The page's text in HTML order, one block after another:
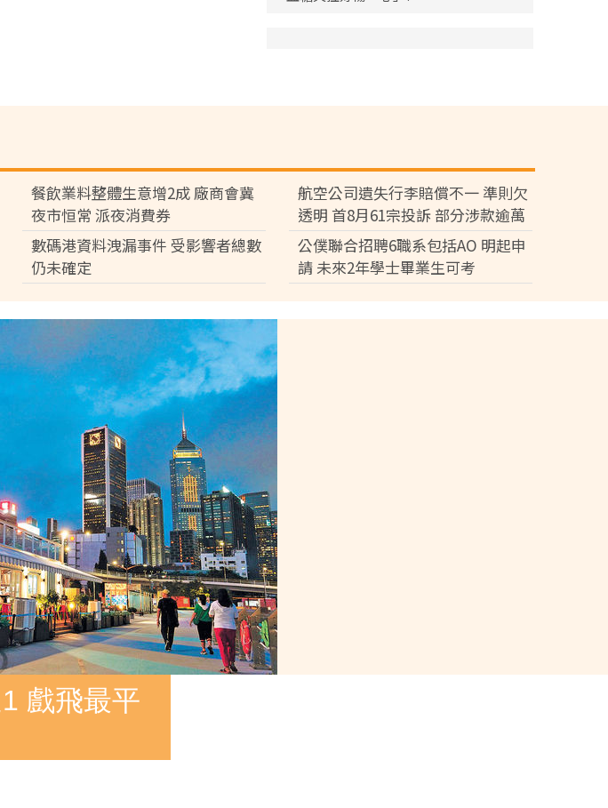
餐飲業料整體生意增2成 廠商會冀
夜市恒常 派夜消費券
航空公司遺失行李賠償不一 準則欠
透明 首8月61宗投訴 部分涉款逾萬
元
數碼港資料洩漏事件 受影響者總數
仍未確定
公僕聯合招聘6職系包括AO 明起申
請 未來2年學士畢業生可考
戲飛最平